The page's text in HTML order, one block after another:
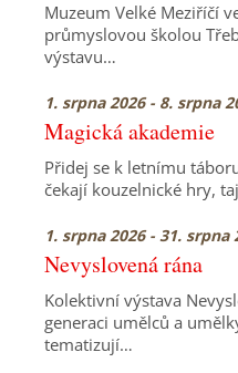
Muzeum Velké Meziříčí
průmyslovou školou
výstavu…
1. srpna 2026 - 8. srpna
Magická akademie
Přidej se k letnímu
čekají kouzelnické hry,
1. srpna 2026 - 31. srpna
Nevyslovená rána
Kolektivní výstava
generaci umělců a
tematizují…